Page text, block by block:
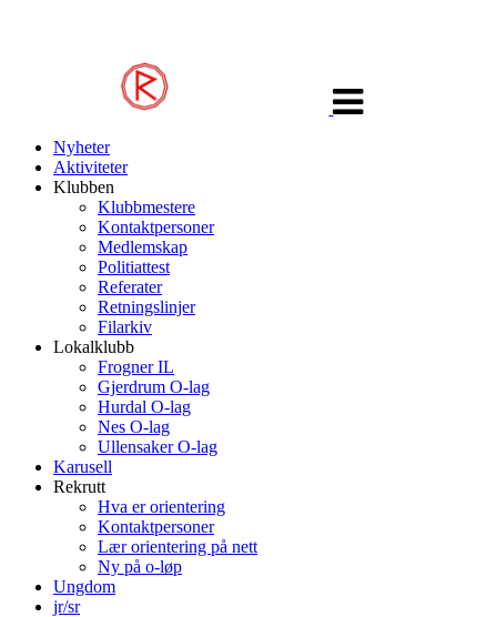
navigasjon
Nyheter
Aktiviteter
Klubben
Klubbmestere
Kontaktpersoner
Medlemskap
Politiattest
Referater
Retningslinjer
Filarkiv
Lokalklubb
Frogner IL
Gjerdrum O-lag
Hurdal O-lag
Nes O-lag
Ullensaker O-lag
Karusell
Rekrutt
Hva er orientering
Kontaktpersoner
Lær orientering på nett
Ny på o-løp
Ungdom
jr/sr